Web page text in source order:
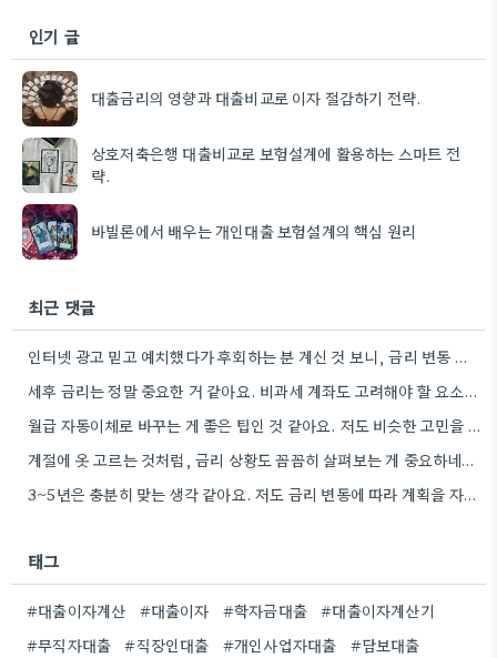
인기 글
대출금리의 영향과 대출비교로 이자 절감하기 전략.
상호저축은행 대출비교로 보험설계에 활용하는 스마트 전
략.
바빌론에서 배우는 개인대출 보험설계의 핵심 원리
최근 댓글
인터넷 광고 믿고 예치했다가 후회하는 분 계신 것 보니, 금리 변동 진짜 빠르게 돌아간다는 걸…
세후 금리는 정말 중요한 거 같아요. 비과세 계좌도 고려해야 할 요소인데, 실제 수령액 계산을 해보니…
월급 자동이체로 바꾸는 게 좋은 팁인 것 같아요. 저도 비슷한 고민을 하고 있는데, 실제로 금리…
계절에 옷 고르는 것처럼, 금리 상황도 꼼꼼히 살펴보는 게 중요하네요. 특히 장기적으로 대출을 할 때는…
3~5년은 충분히 맞는 생각 같아요. 저도 금리 변동에 따라 계획을 자주 수정하다 보니, 장기적인 관점에서…
태그
#대출이자계산 #대출이자 #학자금대출
#대출이자계산기
#무직자대출
#직장인대출 #개인사업자대출 #담보대출